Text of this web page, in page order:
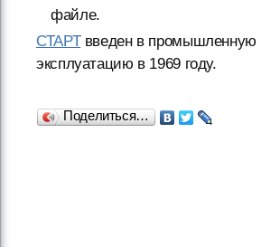
файле.
СТАРТвведен в промышленную
эксплуатацию в 1969 году.
Поделиться…